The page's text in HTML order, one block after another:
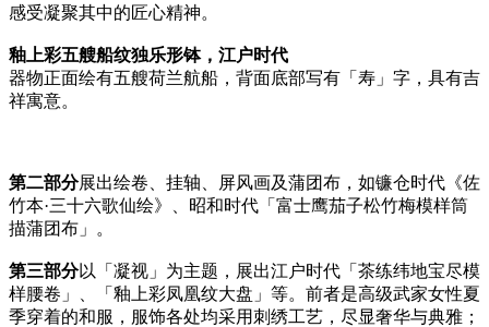
感受凝聚其中的匠心精神。
釉上彩五艘船纹独乐形钵，江户时代
器物正面绘有五艘荷兰航船，背面底部写有「寿」字，具有吉
祥寓意。
第二部分展出绘卷、挂轴、屏风画及蒲团布，如镰仓时代《佐
竹本·三十六歌仙绘》、昭和时代「富士鹰茄子松竹梅模样筒
描蒲团布」。
第三部分以「凝视」为主题，展出江户时代「茶练纬地宝尽模
样腰卷」、「釉上彩凤凰纹大盘」等。前者是高级武家女性夏
季穿着的和服，服饰各处均采用刺绣工艺，尽显奢华与典雅；